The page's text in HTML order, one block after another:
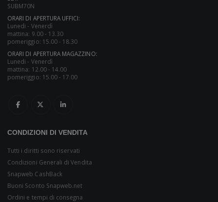
SUBM70N
ORARI DI APERTURA UFFICI:
Lunedi - Venerdì
mattina: 9.00 - 13.30
pomeriggio: 15.00 - 18.30
ORARI DI APERTURA MAGAZZINO:
Lunedi - Venerdì
mattina: 12.00 - 14.00
pomeriggio: 15.00 - 17.00
CONDIZIONI DI VENDITA
Tutti i diritti sono riservati
Condizioni Generali di Vendita
Snapweb CashBack
Buoni Sconto Snapweb.net
Ordini e tempi di consegna